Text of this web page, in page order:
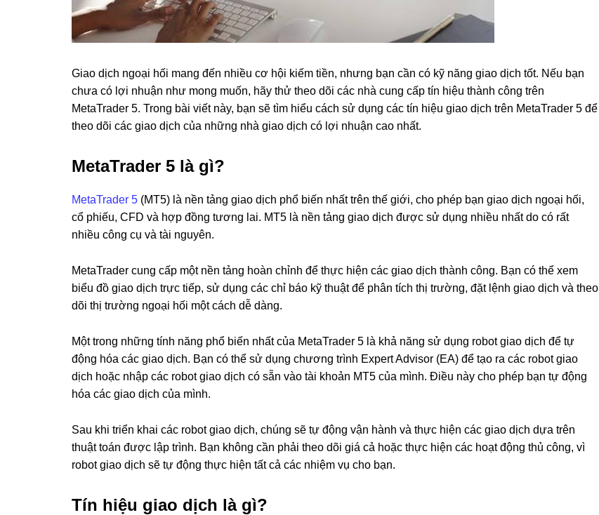
Giao dịch ngoại hối mang đến nhiều cơ hội kiếm tiền, nhưng bạn cần có kỹ năng giao dịch tốt. Nếu bạn
chưa có lợi nhuận như mong muốn, hãy thử theo dõi các nhà cung cấp tín hiệu thành công trên
MetaTrader 5. Trong bài viết này, bạn sẽ tìm hiểu cách sử dụng các tín hiệu giao dịch trên MetaTrader 5 để
theo dõi các giao dịch của những nhà giao dịch có lợi nhuận cao nhất.
MetaTrader 5 là gì?
MetaTrader 5 (MT5) là nền tảng giao dịch phổ biến nhất trên thế giới, cho phép bạn giao dịch ngoại hối,
cổ phiếu, CFD và hợp đồng tương lai. MT5 là nền tảng giao dịch được sử dụng nhiều nhất do có rất
nhiều công cụ và tài nguyên.
MetaTrader cung cấp một nền tảng hoàn chỉnh để thực hiện các giao dịch thành công. Bạn có thể xem
biểu đồ giao dịch trực tiếp, sử dụng các chỉ báo kỹ thuật để phân tích thị trường, đặt lệnh giao dịch và theo
dõi thị trường ngoại hối một cách dễ dàng.
Một trong những tính năng phổ biến nhất của MetaTrader 5 là khả năng sử dụng robot giao dịch để tự
động hóa các giao dịch. Bạn có thể sử dụng chương trình Expert Advisor (EA) để tạo ra các robot giao
dịch hoặc nhập các robot giao dịch có sẵn vào tài khoản MT5 của mình. Điều này cho phép bạn tự động
hóa các giao dịch của mình.
Sau khi triển khai các robot giao dịch, chúng sẽ tự động vận hành và thực hiện các giao dịch dựa trên
thuật toán được lập trình. Bạn không cần phải theo dõi giá cả hoặc thực hiện các hoạt động thủ công, vì
robot giao dịch sẽ tự động thực hiện tất cả các nhiệm vụ cho bạn.
Tín hiệu giao dịch là gì?